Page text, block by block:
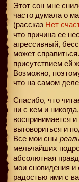
Этот сон мне
часто думала о
(рассказ Нет
что причина ее
агрессивный,
может
присутствием ей
Возможно,
что на самом
Спасибо, что
ни с кем и
воспринимается
выговориться и
Все мои сны
мельчайших
абсолютная
мои сновидения
радостью ими с